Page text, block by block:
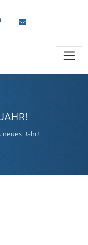
neues Jahr!